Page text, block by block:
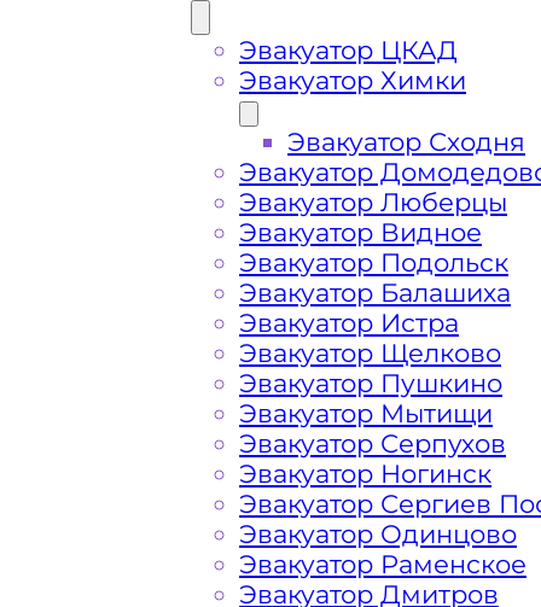
Как
Перевозка автомобиля по Дубне
срочно – это возможность быстро
проблемы с автомобилем и
вам свои услуги по вызову
Эвакуатор ЦКАД
Эвакуатор Химки
Эвакуатор Сходня
Эвакуатор
Эвакуатор Люберцы
Эвакуатор Видное
Эвакуатор Подольск
Эвакуатор Балашиха
Эвакуатор Истра
Эвакуатор Щелково
Эвакуатор Пушкино
Эвакуатор Мытищи
Эвакуатор Серпухов
Эвакуатор Ногинск
Эвакуатор Сергиев
Эвакуатор Одинцово
Эвакуатор Раменское
Эвакуатор Дмитров